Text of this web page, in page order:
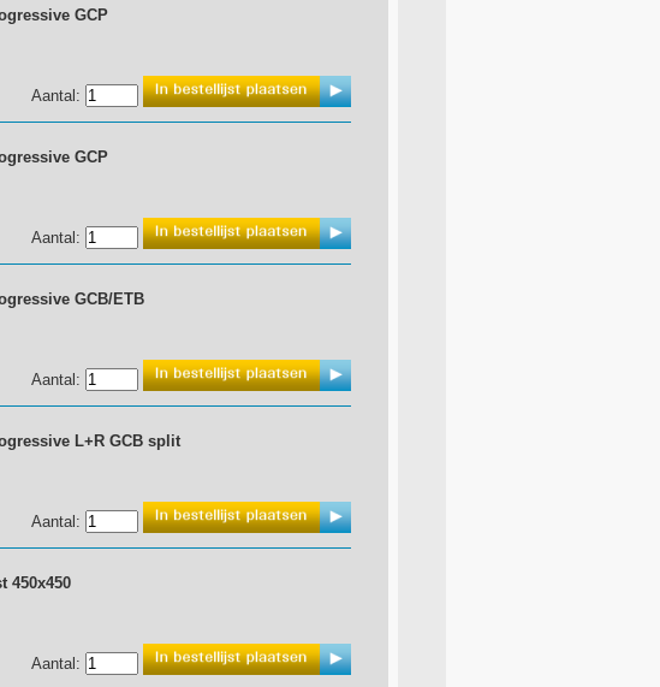
GCP
Aantal:
GCP
Aantal:
GCB/ETB
Aantal:
L+R GCB split
Aantal:
450x450
Aantal: